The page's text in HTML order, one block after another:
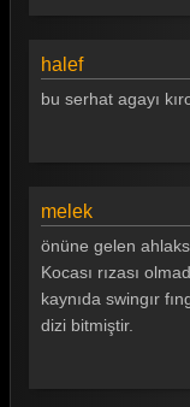
halef
bu serhat agayı
melek
önüne gelen
Kocası rızası
kaynıda swingır
dizi bitmiştir.